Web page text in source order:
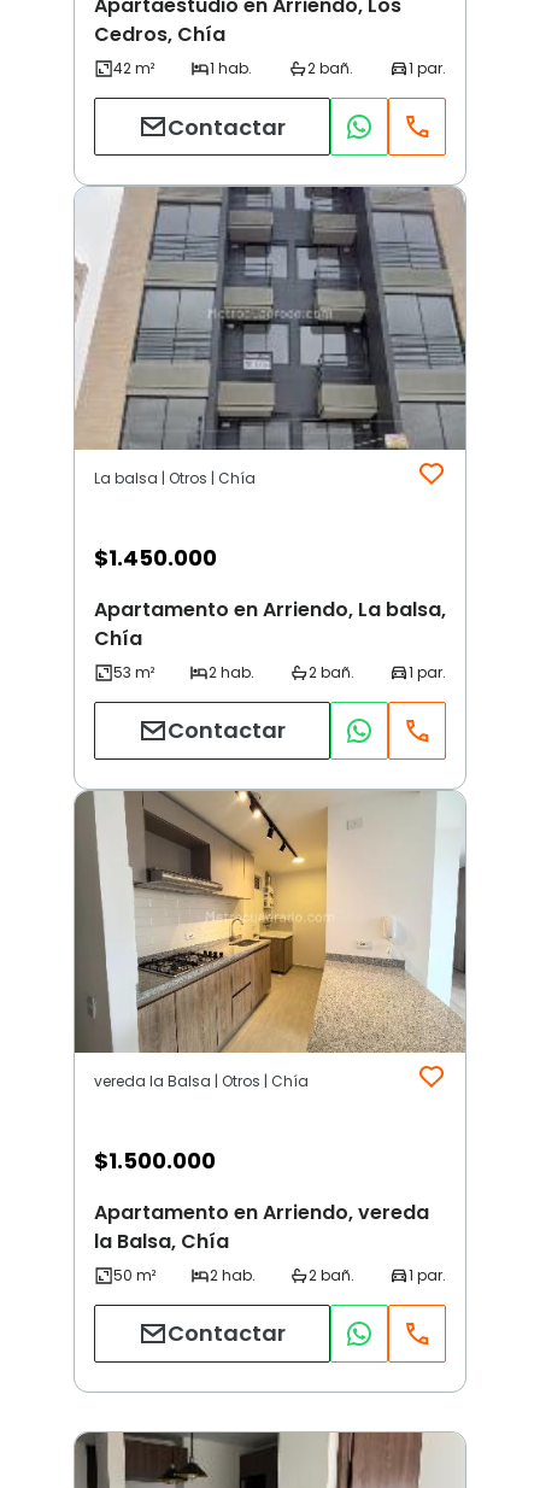
Apartaestudio en Arriendo, Los
Cedros, Chía
Contactar
La balsa | Otros | Chía
$1.450.000
Apartamento en Arriendo, La balsa,
Chía
Contactar
vereda la Balsa | Otros | Chía
$1.500.000
Apartamento en Arriendo, vereda
la Balsa, Chía
Contactar